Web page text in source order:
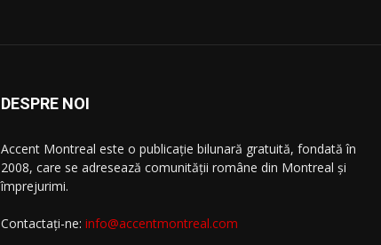
DESPRE NOI
Accent Montreal este o publicație bilunară gratuită, fondată în
2008, care se adresează comunităţii române din Montreal şi
împrejurimi.
Contactați-ne: info@accentmontreal.com